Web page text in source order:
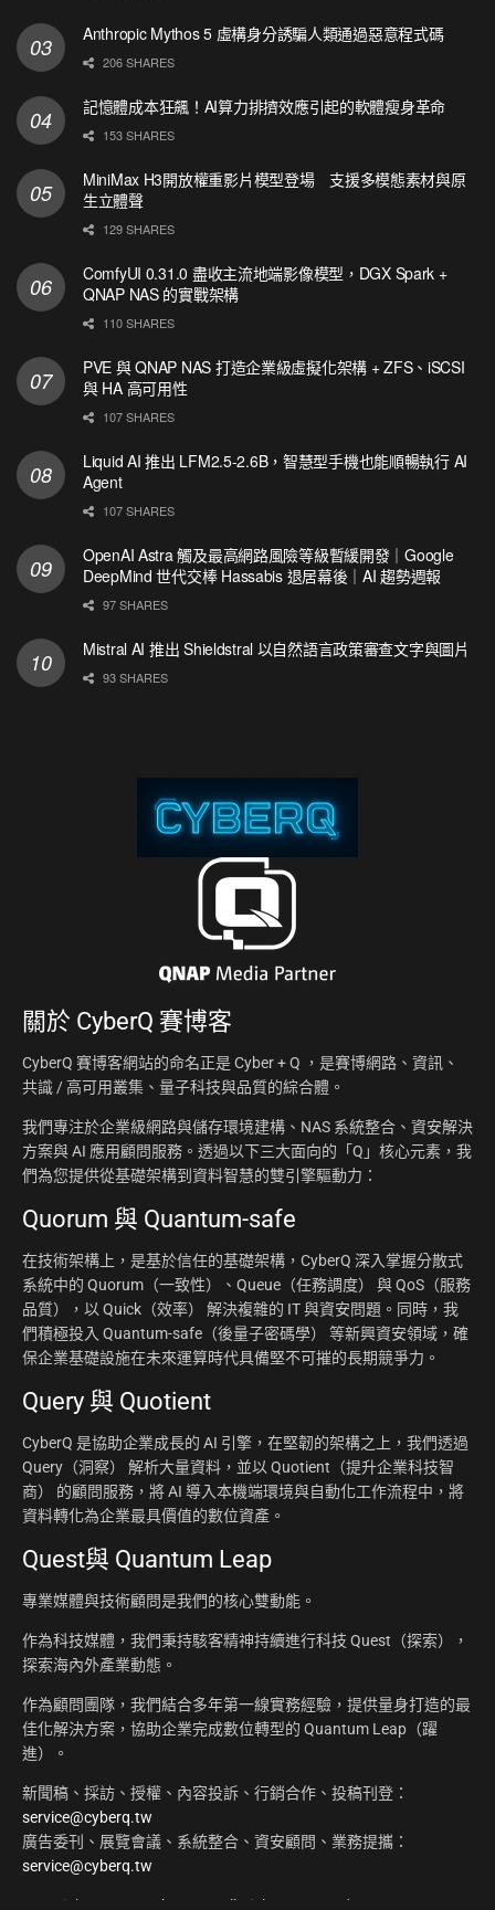
Anthropic Mythos 5 虛構身分誘騙人類通過惡意程式碼
206 SHARES
記憶體成本狂飆！AI算力排擠效應引起的軟體瘦身革命
153 SHARES
MiniMax H3開放權重影片模型登場 支援多模態素材與原
生立體聲
129 SHARES
ComfyUI 0.31.0 盡收主流地端影像模型，DGX Spark +
QNAP NAS 的實戰架構
110 SHARES
PVE 與 QNAP NAS 打造企業級虛擬化架構 + ZFS、iSCSI
與 HA 高可用性
107 SHARES
Liquid AI 推出 LFM2.5-2.6B，智慧型手機也能順暢執行 AI
Agent
107 SHARES
OpenAI Astra 觸及最高網路風險等級暫緩開發｜Google
DeepMind 世代交棒 Hassabis 退居幕後｜AI 趨勢週報
97 SHARES
Mistral AI 推出 Shieldstral 以自然語言政策審查文字與圖片
93 SHARES
關於 CyberQ 賽博客
CyberQ 賽博客網站的命名正是 Cyber + Q ，是賽博網路、資訊、
共識 / 高可用叢集、量子科技與品質的綜合體。
我們專注於企業級網路與儲存環境建構、NAS 系統整合、資安解決
方案與 AI 應用顧問服務。透過以下三大面向的「Q」核心元素，我
們為您提供從基礎架構到資料智慧的雙引擎驅動力：
Quorum 與 Quantum-safe
在技術架構上，是基於信任的基礎架構，CyberQ 深入掌握分散式
系統中的 Quorum（一致性）、Queue（任務調度） 與 QoS（服務
品質），以 Quick（效率） 解決複雜的 IT 與資安問題。同時，我
們積極投入 Quantum-safe（後量子密碼學） 等新興資安領域，確
保企業基礎設施在未來運算時代具備堅不可摧的長期競爭力。
Query 與 Quotient
CyberQ 是協助企業成長的 AI 引擎，在堅韌的架構之上，我們透過
Query（洞察） 解析大量資料，並以 Quotient（提升企業科技智
商） 的顧問服務，將 AI 導入本機端環境與自動化工作流程中，將
資料轉化為企業最具價值的數位資產。
Quest與 Quantum Leap
專業媒體與技術顧問是我們的核心雙動能。
作為科技媒體，我們秉持駭客精神持續進行科技 Quest（探索），
探索海內外產業動態。
作為顧問團隊，我們結合多年第一線實務經驗，提供量身打造的最
佳化解決方案，協助企業完成數位轉型的 Quantum Leap（躍
進）。
新聞稿、採訪、授權、內容投訴、行銷合作、投稿刊登：
service@cyberq.tw
廣告委刊、展覽會議、系統整合、資安顧問、業務提攜：
service@cyberq.tw
Copyright ©2026 CyberQ.tw All Rights Reserved.